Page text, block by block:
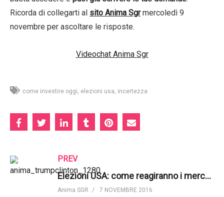
Ricorda di collegarti al sito Anima Sgrmercoledì 9
novembre per ascoltare le risposte.
Videochat Anima Sgr
come investire oggi elezioni usa incertezza
PREV
Elezioni USA: come reagiranno i mercati finanziari? Videochat speciale di Anima Sgr
Anima SGR 7 NOVEMBRE 2016